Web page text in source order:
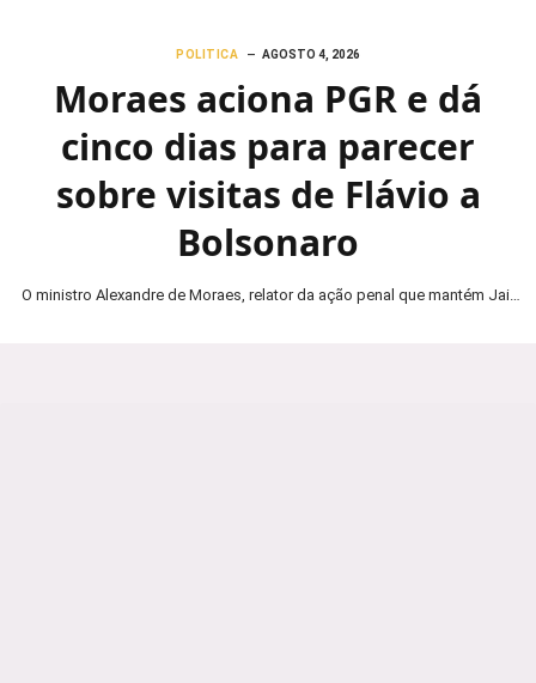
POLITICA AGOSTO 4, 2026
Moraes aciona PGR e dá
cinco dias para parecer
sobre visitas de Flávio a
Bolsonaro
O ministro Alexandre de Moraes, relator da ação penal que mantém Jair